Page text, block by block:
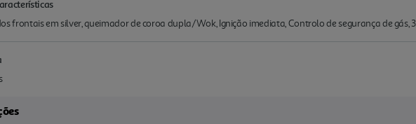
frontais em silver, queimador de coroa dupla/Wok, Ignição imediata, Controlo de segurança de gás,